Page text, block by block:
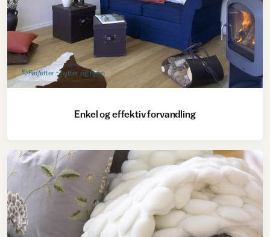
Før/etter - hytter og hjem
Enkel og effektiv forvandling